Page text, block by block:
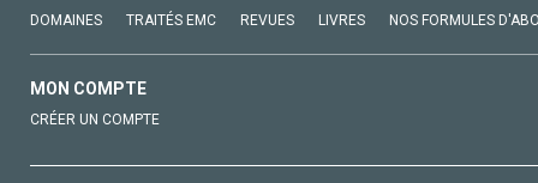
DOMAINES TRAITÉS EMC REVUES LIVRES NOS FORMULES
MON COMPTE
CRÉER UN COMPTE